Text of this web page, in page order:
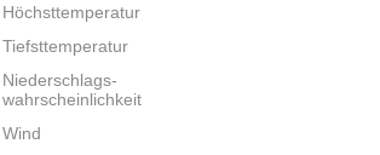
Höchsttemperatur
Tiefsttemperatur
Niederschlags-
wahrscheinlichkeit
Wind